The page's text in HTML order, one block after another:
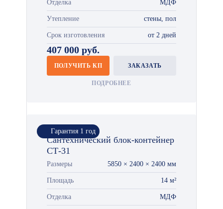
Отделка МДФ
Утепление стены, пол
Срок изготовления от 2 дней
407 000 руб.
ПОЛУЧИТЬ КП ЗАКАЗАТЬ
ПОДРОБНЕЕ
Гарантия 1 год
Сантехнический блок-контейнер
СТ-31
Размеры 5850 × 2400 × 2400 мм
Площадь 14 м²
Отделка МДФ